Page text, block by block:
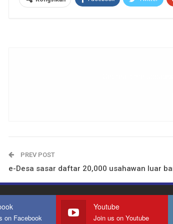
PREV POST
e-Desa sasar daftar 20,000 usahawan luar
on Facebook
Youtube
Join us on Youtube